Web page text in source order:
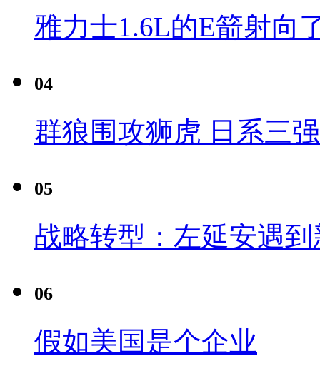
雅力士1.6L的E箭射向
04
群狼围攻狮虎 日系三
05
战略转型：左延安遇
06
假如美国是个企业